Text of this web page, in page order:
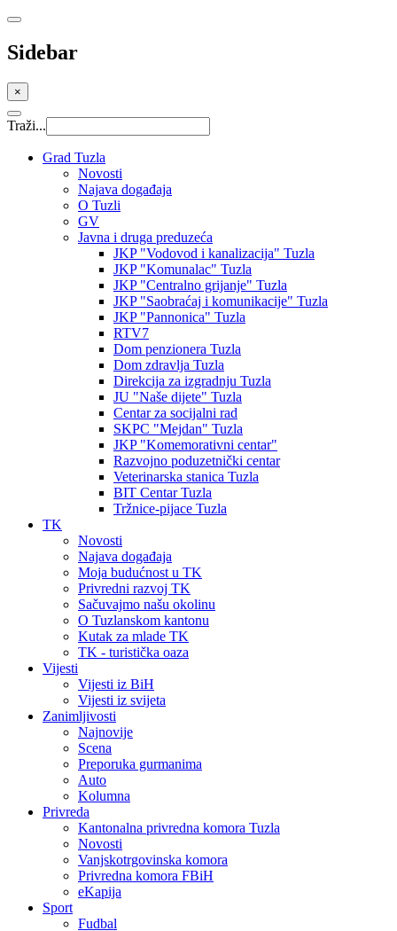
Sidebar
×
Traži...
Grad Tuzla
Novosti
Najava događaja
O Tuzli
GV
Javna i druga preduzeća
JKP "Vodovod i kanalizacija" Tuzla
JKP "Komunalac" Tuzla
JKP "Centralno grijanje" Tuzla
JKP "Saobraćaj i komunikacije" Tuzla
JKP "Pannonica" Tuzla
RTV7
Dom penzionera Tuzla
Dom zdravlja Tuzla
Direkcija za izgradnju Tuzla
JU "Naše dijete" Tuzla
Centar za socijalni rad
SKPC "Mejdan" Tuzla
JKP "Komemorativni centar"
Razvojno poduzetnički centar
Veterinarska stanica Tuzla
BIT Centar Tuzla
Tržnice-pijace Tuzla
TK
Novosti
Najava događaja
Moja budućnost u TK
Privredni razvoj TK
Sačuvajmo našu okolinu
O Tuzlanskom kantonu
Kutak za mlade TK
TK - turistička oaza
Vijesti
Vijesti iz BiH
Vijesti iz svijeta
Zanimljivosti
Najnovije
Scena
Preporuka gurmanima
Auto
Kolumna
Privreda
Kantonalna privredna komora Tuzla
Novosti
Vanjskotrgovinska komora
Privredna komora FBiH
eKapija
Sport
Fudbal